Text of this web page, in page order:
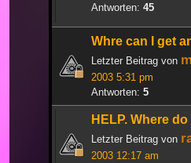
Antworten: 45
Whre can I get
Letzter Beitrag von
2003 5:31 pm
Antworten: 5
HELP. Where
Letzter Beitrag von
2003 12:17 am